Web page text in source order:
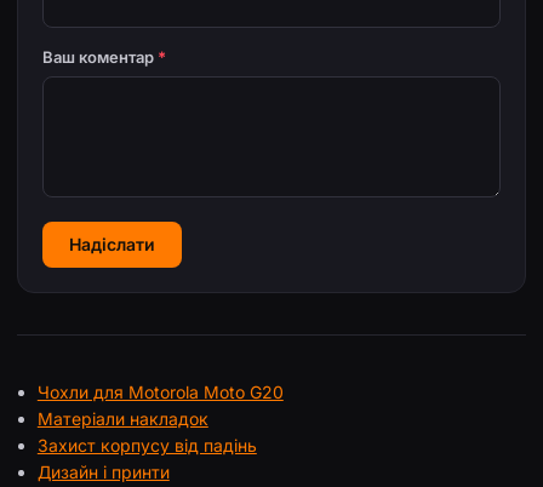
Ваш коментар *
Надіслати
Чохли для Motorola Moto G20
Матеріали накладок
Захист корпусу від падінь
Дизайн і принти